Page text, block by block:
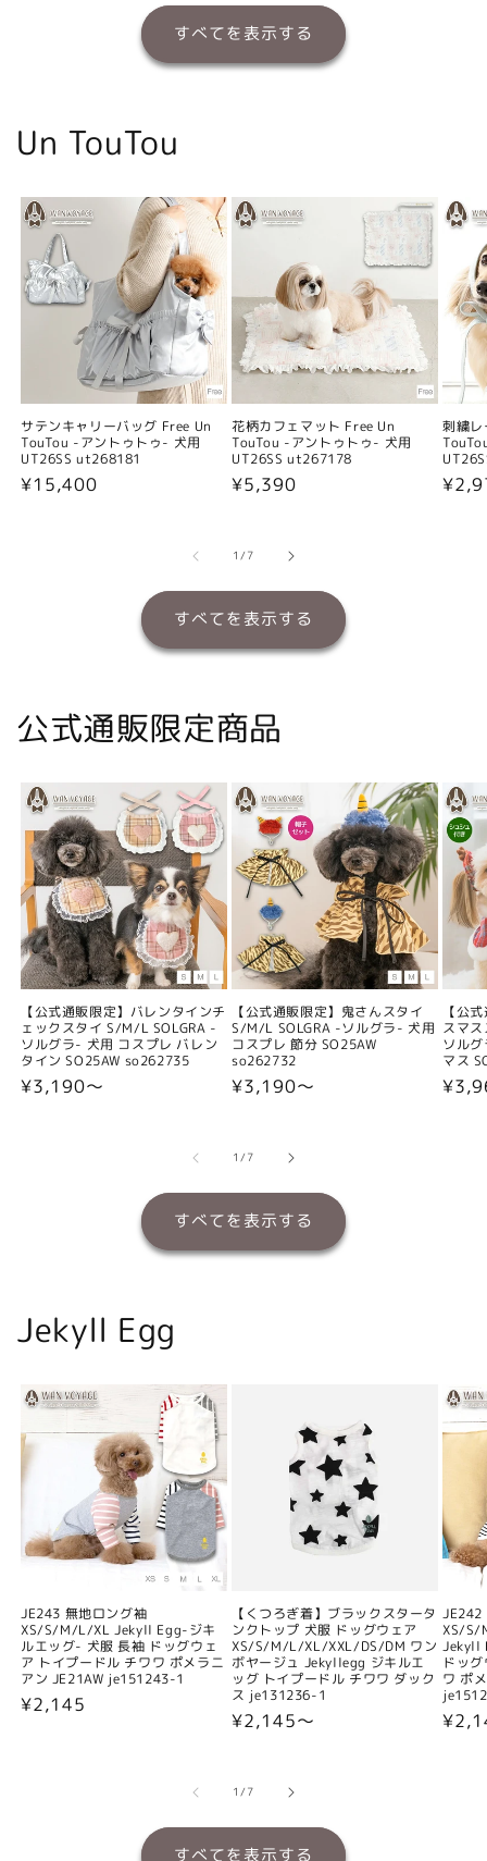
すべてを表示する
Un TouTou
サテンキャリーバッグ Free Un
TouTou -アントゥトゥ- 犬用
UT26SS ut268181
通
¥15,400
花柄カフェマット Free Un
TouTou -アントゥトゥ- 犬用
UT26SS ut267178
通
格
¥5,390
刺繍
通
1/の
7
すべてを表示する
公式通販限定商品
【公式通販限定】バレンタインチ
ェックスタイ S/M/L SOLGRA -
ソルグラ- 犬用 コスプレ バレン
タイン SO25AW so262735
通
¥3,190〜
【公式通販限定】鬼さんスタイ
S/M/L SOLGRA -ソルグラ- 犬用
コスプレ 節分 SO25AW
so262732
通
格
¥3,190〜
【公
スマ
ソル
マス
通
1/の
7
すべてを表示する
Jekyll Egg
JE243 無地ロング袖
XS/S/M/L/XL Jekyll Egg-ジキ
ルエッグ- 犬服 長袖 ドッグウェ
ア トイプードル チワワ ポメラニ
アン JE21AW je151243-1
通
¥2,145
【くつろぎ着】ブラックスタータ
ンクトップ 犬服 ドッグウェア
XS/S/M/L/XL/XXL/DS/DM ワン
ボヤージュ Jekyllegg ジキルエ
ッグ トイプードル チワワ ダック
ス je131236-1
通
格
¥2,145〜
JE242
XS/S/
Jekyll
ドッ
ワ ポ
通
1/の
7
すべてを表示する